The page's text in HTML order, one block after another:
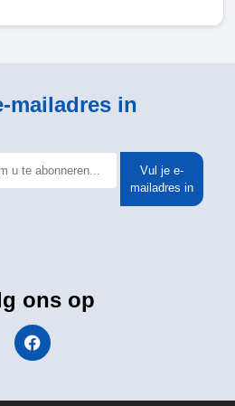
mailadres in
Vul je e-
mailadres in
ons op